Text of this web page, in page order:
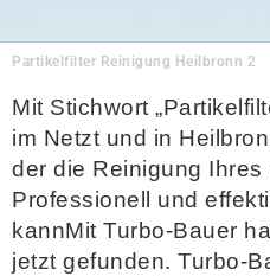
Partikelfilter Reinigung Heilbronn 2
Mit Stichwort
im Netzt und in
der die Reinigung Ihres
Professionell und
kannMit Turbo-Bauer
jetzt gefunden. Turbo-